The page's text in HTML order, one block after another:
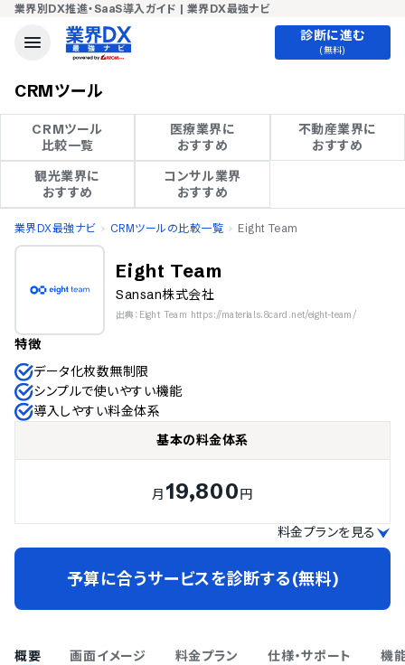
業界別DX推進・SaaS導入ガイド | 業界DX最強ナビ
診断に進む
(無料)
CRMツール
CRMツール
比較一覧
医療業界に
おすすめ
不動産業界に
おすすめ
観光業界に
おすすめ
コンサル業界
おすすめ
業界DX最強ナビ CRMツールの比較一覧 Eight Team
Eight Team
Sansan株式会社
出典：Eight Team https://materials.8card.net/eight-team/
特徴
データ化枚数無制限
シンプルで使いやすい機能
導入しやすい料金体系
基本の料金体系
月 19,800円
料金プランを見る
予算に合うサービスを診断する(無料)
概要 画面イメージ 料金プラン 仕様・サポート 機